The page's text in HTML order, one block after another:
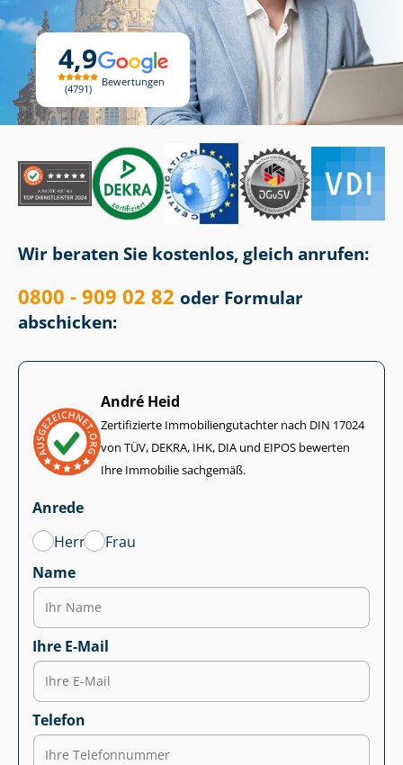
4,9
4791
Bewertungen
Wir beraten Sie kostenlos, gleich anrufen:
0800 - 909 02 82 oder Formular
abschicken:
André Heid
Zertifizierte Im­mo­bi­li­en­gut­ach­ter nach DIN 17024
von TÜV, DEKRA, IHK, DIA und EIPOS bewerten
Ihre Immobilie sachgemäß.
Anrede
Herr
Frau
Name
Ihre E-Mail
Telefon